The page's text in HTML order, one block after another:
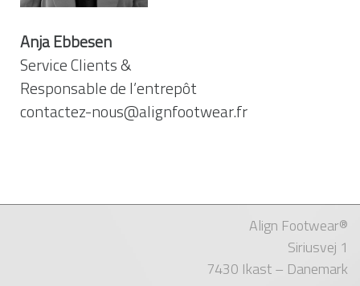
Anja Ebbesen
Service Clients &
Responsable de l’entrepôt
contactez-nous@alignfootwear.fr
Align Footwear®
Siriusvej 1
7430 Ikast – Danemark